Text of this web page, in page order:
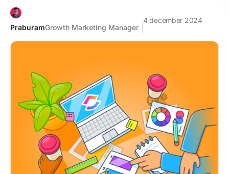
PraburamGrowth Marketing Manager
4 december 2024